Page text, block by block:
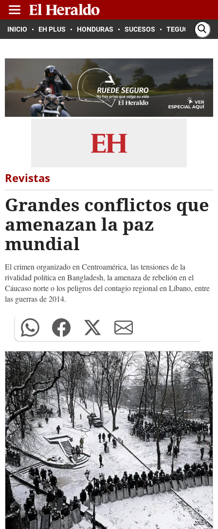
INICIO EH PLUS HONDURAS SUCESOS TEGUCIGALPA
Revistas
Grandes conflictos que
amenazan la paz
mundial
El crimen organizado en Centroamérica, las tensiones de la
rivalidad política en Bangladesh, la amenaza de rebelión en el
Cáucaso norte o los peligros del contagio regional en Líbano, entre
las guerras de 2014.